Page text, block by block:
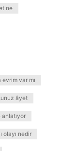
ne
evrim var mı
âyet
anlatıyor
olayı nedir